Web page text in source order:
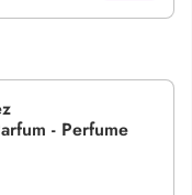
- Perfume